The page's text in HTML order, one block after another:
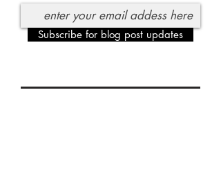
Subscribe for blog post updates